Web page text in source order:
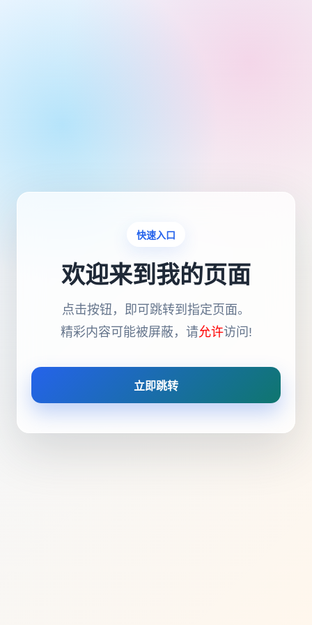
快速入口
欢迎来到我的页面
点击按钮，即可跳转到指定页面。
精彩内容可能被屏蔽，请允许访问!
立即跳转